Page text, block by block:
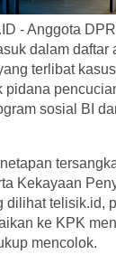
- Anggota
dalam daftar
terlibat
pidana
sosial BI
Kekayaan
dilihat telisik.id,
ke KPK
mencolok.